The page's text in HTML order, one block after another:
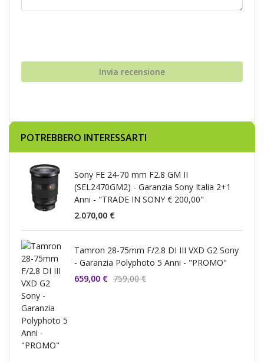
Invia recensione
POTREBBERO INTERESSARTI
Sony FE 24-70 mm F2.8 GM II
(SEL2470GM2) - Garanzia Sony Italia 2+1
Anni - "TRADE IN SONY € 200,00"
2.070,00 €
Tamron 28-75mm F/2.8 DI III VXD G2 Sony
- Garanzia Polyphoto 5 Anni - "PROMO"
659,00 € 759,00 €